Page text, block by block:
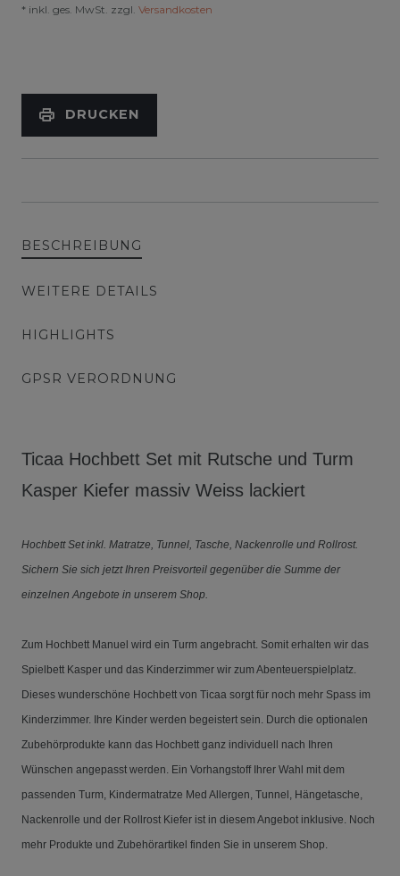
* inkl. ges. MwSt. zzgl. Versandkosten
DRUCKEN
BESCHREIBUNG
WEITERE DETAILS
HIGHLIGHTS
GPSR VERORDNUNG
Ticaa Hochbett Set mit Rutsche und Turm
Kasper Kiefer massiv Weiss lackiert
Hochbett Set inkl. Matratze, Tunnel, Tasche, Nackenrolle und Rollrost.
Sichern Sie sich jetzt Ihren Preisvorteil gegenüber die Summe der
einzelnen Angebote in unserem Shop.
Zum Hochbett Manuel wird ein Turm angebracht. Somit erhalten wir das
Spielbett Kasper und das Kinderzimmer wir zum Abenteuerspielplatz.
Dieses wunderschöne Hochbett von Ticaa sorgt für noch mehr Spass im
Kinderzimmer. Ihre Kinder werden begeistert sein. Durch die optionalen
Zubehörprodukte kann das Hochbett ganz individuell nach Ihren
Wünschen angepasst werden. Ein Vorhangstoff Ihrer Wahl mit dem
passenden Turm, Kindermatratze Med Allergen, Tunnel, Hängetasche,
Nackenrolle und der Rollrost Kiefer ist in diesem Angebot inklusive. Noch
mehr Produkte und Zubehörartikel finden Sie in unserem Shop.